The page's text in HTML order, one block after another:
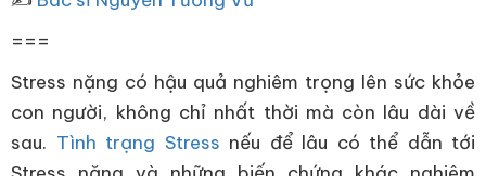
===
Stress nặng có hậu quả nghiêm trọng lên sức khỏe
con người, không chỉ nhất thời mà còn lâu dài về
sau. Tình trạng Stress nếu để lâu có thể dẫn tới